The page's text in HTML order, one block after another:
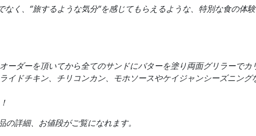
なく、“旅するような気分“を感じてもらえるような、特別な食の体
ーダーを頂いてから全てのサンドにバターを塗り両面グリラーでカ
イドチキン、チリコンカン、モホソースやケイジャンシーズニン
詳細、お値段がご覧になれます。